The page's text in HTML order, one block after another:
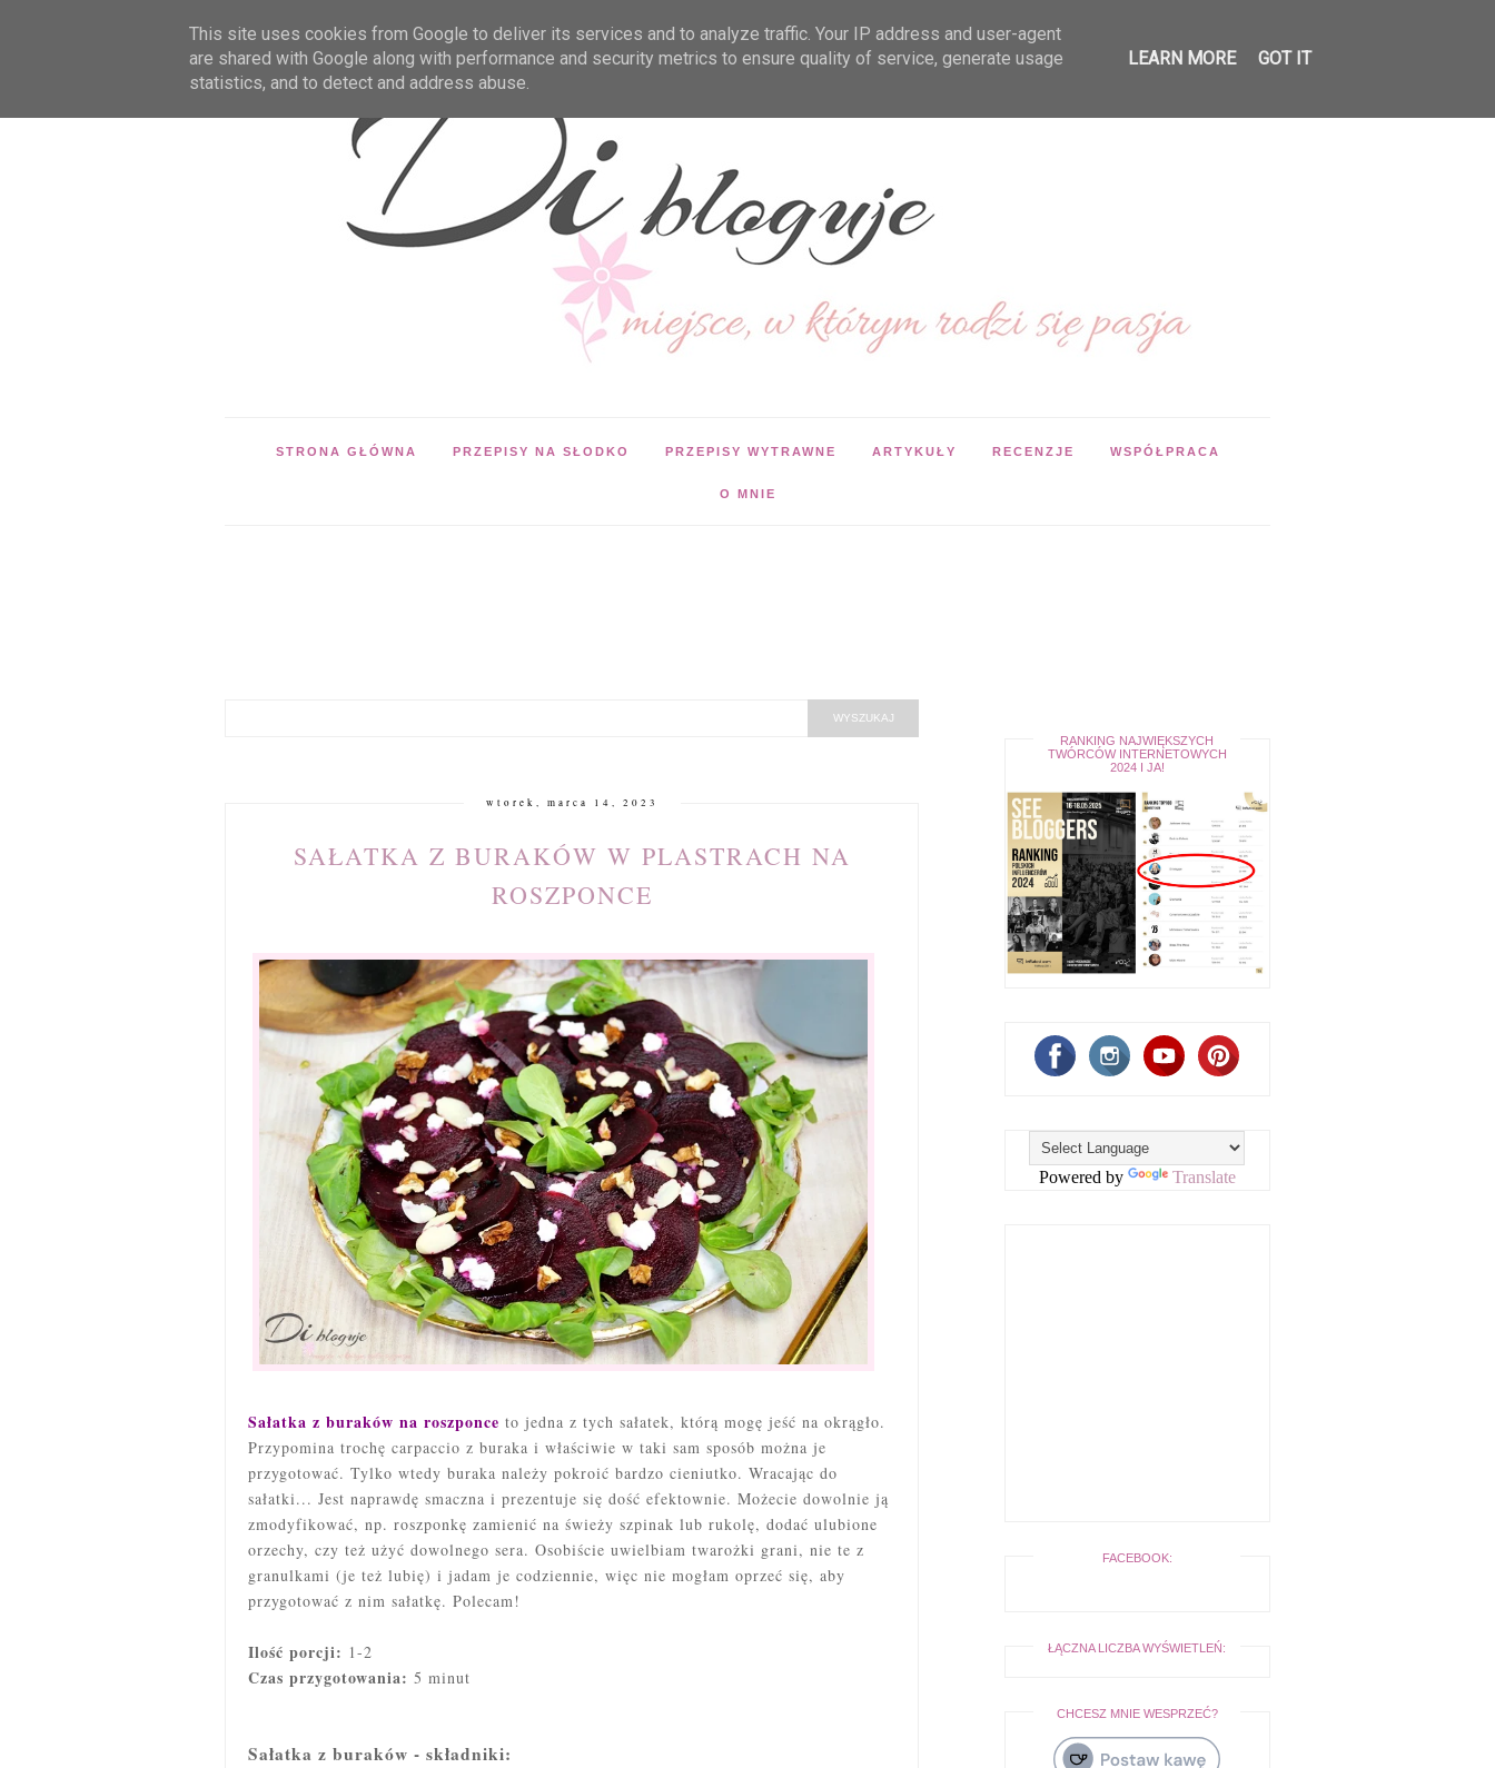
STRONA GŁÓWNA PRZEPISY NA SŁODKO PRZEPISY WYTRAWNE ARTYKUŁY RECENZJE WSPÓŁPRACA
O MNIE
wtorek, marca 14, 2023
SAŁATKA Z BURAKÓW W PLASTRACH NA
ROSZPONCE
Sałatka z buraków na roszponce to jedna z tych sałatek, którą mogę jeść na okrągło.
Przypomina trochę carpaccio z buraka i właściwie w taki sam sposób można je
przygotować. Tylko wtedy buraka należy pokroić bardzo cieniutko. Wracając do
sałatki... Jest naprawdę smaczna i prezentuje się dość efektownie. Możecie dowolnie ją
zmodyfikować, np. roszponkę zamienić na świeży szpinak lub rukolę, dodać ulubione
orzechy, czy też użyć dowolnego sera. Osobiście uwielbiam twarożki grani, nie te z
granulkami (je też lubię) i jadam je codziennie, więc nie mogłam oprzeć się, aby
przygotować z nim sałatkę. Polecam!
Ilość porcji: 1-2
Czas przygotowania: 5 minut
Sałatka z buraków - składniki:
RANKING NAJWIĘKSZYCH
TWÓRCÓW INTERNETOWYCH
2024 I JA!
Powered by Translate
FACEBOOK:
ŁĄCZNA LICZBA WYŚWIETLEŃ:
CHCESZ MNIE WESPRZEĆ?
This site uses cookies from Google to deliver its services and to analyze traffic. Your IP address and user-agent
are shared with Google along with performance and security metrics to ensure quality of service, generate usage
statistics, and to detect and address abuse.
LEARN MORE GOT IT